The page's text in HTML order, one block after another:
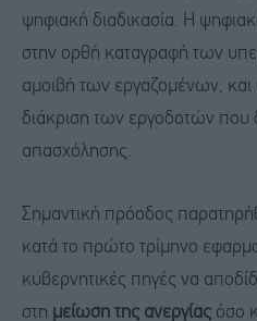
ψηφιακή διαδικασία. Η
στην ορθή καταγραφή των
αμοιβή των εργαζομένων, και
διάκριση των εργοδοτών
απασχόλησης.
Σημαντική πρόοδος
κατά το πρώτο τρίμηνο
κυβερνητικές πηγές να
στη μείωση της ανεργίας όσο